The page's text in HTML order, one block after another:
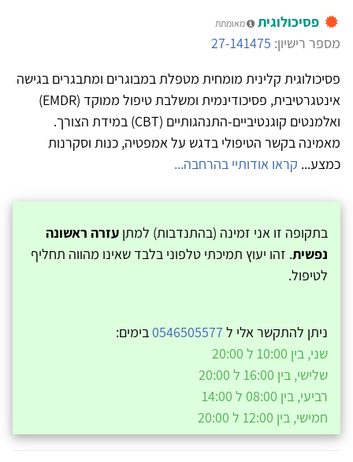
פסיכולוגית מאומתת
מספר רישיון: 27-141475
פסיכולוגית קלינית מומחית מטפלת במבוגרים ומתבגרים בגישה
אינטגרטיבית, פסיכודינמית ומשלבת טיפול ממוקד (EMDR)
ואלמנטים קוגנטיביים-התנהגותיים (CBT) במידת הצורך.
מאמינה בקשר הטיפולי בדגש על אמפטיה, כנות וסקרנות
כמצע... קראו אודותיי בהרחבה...
בתקופה זו אני זמינה (בהתנדבות) למתן עזרה ראשונה
נפשית. זהו יעוץ תמיכתי טלפוני בלבד שאינו מהווה תחליף
לטיפול.
ניתן להתקשר אלי ל 0546505577בימים:
שני, בין 10:00 ל 20:00
שלישי, בין 16:00 ל 20:00
רביעי, בין 08:00 ל 14:00
חמישי, בין 12:00 ל 20:00